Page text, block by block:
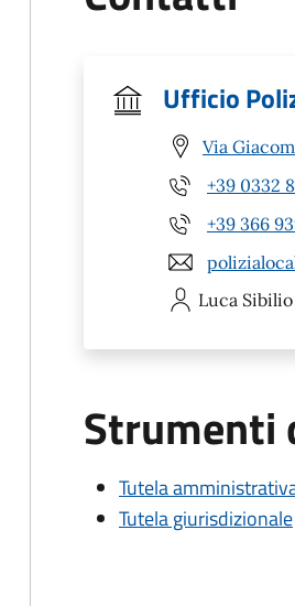
Ufficio
Via
+39 0332
+39 366
Luca Sibilio
Strumenti
Tutela
Tutela giurisdizionale